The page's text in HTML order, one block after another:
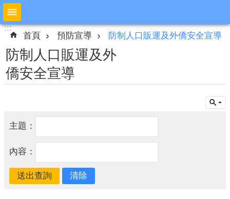
跳到主要內容區塊
進
階
搜
尋
欄
本
簡
介
::::::
首頁 預防宣導 防制人口販運及外僑安全宣導
防制人口販運及外
僑安全宣導
主題：
內容：